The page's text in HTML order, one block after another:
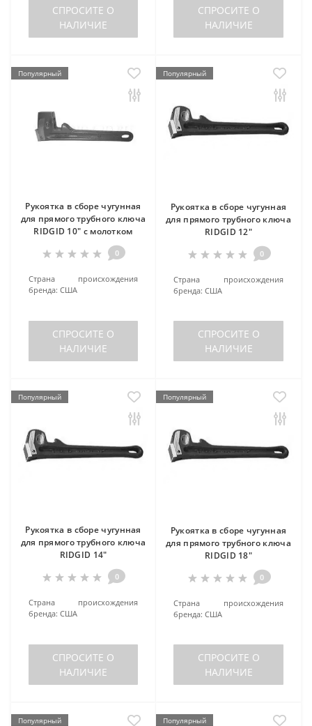
СПРОСИТЕ О
НАЛИЧИЕ
СПРОСИТЕ О
НАЛИЧИЕ
Популярный
Рукоятка в сборе чугунная
для прямого трубного ключа
RIDGID 10" с молотком
0
Страна происхождения
бренда: США
СПРОСИТЕ О
НАЛИЧИЕ
Популярный
Рукоятка в сборе чугунная
для прямого трубного ключа
RIDGID 12"
0
Страна происхождения
бренда: США
СПРОСИТЕ О
НАЛИЧИЕ
Популярный
Рукоятка в сборе чугунная
для прямого трубного ключа
RIDGID 14"
0
Страна происхождения
бренда: США
СПРОСИТЕ О
НАЛИЧИЕ
Популярный
Рукоятка в сборе чугунная
для прямого трубного ключа
RIDGID 18"
0
Страна происхождения
бренда: США
СПРОСИТЕ О
НАЛИЧИЕ
Популярный Популярный